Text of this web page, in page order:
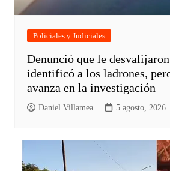
Policiales y Judiciales
Denunció que le
identificó a los ladrones,
avanza en la investigación
Daniel Villamea 5 agosto, 2026